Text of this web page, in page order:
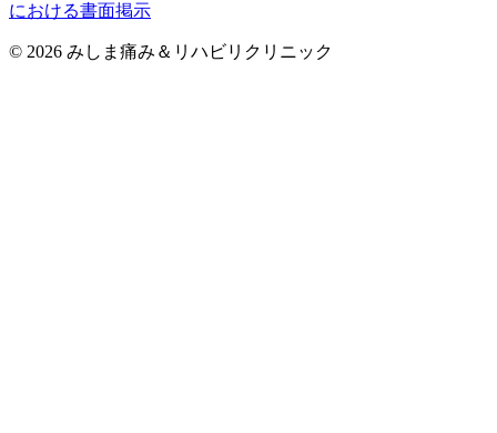
における書面掲示
© 2026 みしま痛み＆リハビリクリニック